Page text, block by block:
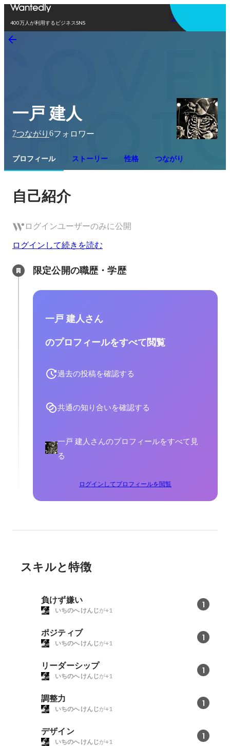
400万人が利用するビジネスSNS
アプリを使う
一戸 建人
7つながり 6フォロワー
プロフィール ストーリー 性格 つながり
自己紹介
ログインユーザーのみに公開
ログインして続きを読む
限定公開の職歴・学歴
一戸 建人さん
のプロフィールをすべて閲覧
過去の投稿を確認する
共通の知り合いを確認する
一戸 建人さんのプロフィールをすべて見
る
ログインしてプロフィールを閲覧
スキルと特徴
負けず嫌い 1
いちのへ けんじが+1
ポジティブ 1
いちのへ けんじが+1
リーダーシップ 1
いちのへ けんじが+1
調整力 1
いちのへ けんじが+1
デザイン 1
いちのへ けんじが+1